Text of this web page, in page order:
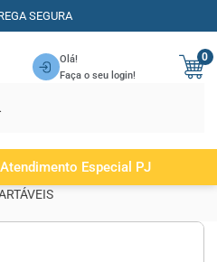
SEGURA
Olá!
Faça o seu login!
0
Especial PJ